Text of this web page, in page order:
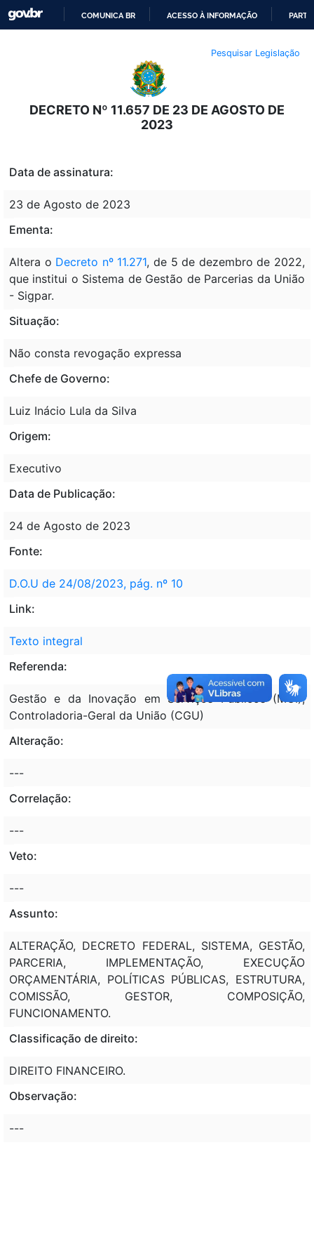
O
CONTEÚDO
COMUNICA BR ACESSO À INFORMAÇÃO
Pesquisar Legislação
DECRETO Nº 11.657 DE 23 DE AGOSTO DE
2023
Data de assinatura:
23 de Agosto de 2023
Ementa:
Altera o Decreto nº 11.271, de 5 de dezembro de 2022,
que institui o Sistema de Gestão de Parcerias da União
- Sigpar.
Situação:
Não consta revogação expressa
Chefe de Governo:
Luiz Inácio Lula da Silva
Origem:
Executivo
Data de Publicação:
24 de Agosto de 2023
Fonte:
D.O.U de 24/08/2023, pág. nº 10
Link:
Texto integral
Referenda:
Gestão e da Inovação em Serviços Públicos (MGI);
Controladoria-Geral da União (CGU)
Alteração:
---
Correlação:
---
Veto:
---
Assunto:
ALTERAÇÃO, DECRETO FEDERAL, SISTEMA, GESTÃO,
PARCERIA, IMPLEMENTAÇÃO, EXECUÇÃO
ORÇAMENTÁRIA, POLÍTICAS PÚBLICAS, ESTRUTURA,
COMISSÃO, GESTOR, COMPOSIÇÃO,
FUNCIONAMENTO.
Classificação de direito:
DIREITO FINANCEIRO.
Observação:
---